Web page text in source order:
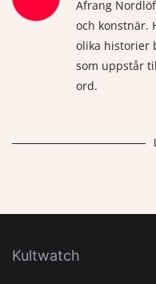
Afrang
och konstnär.
olika historier
som uppstår
ord.
Kultwatch